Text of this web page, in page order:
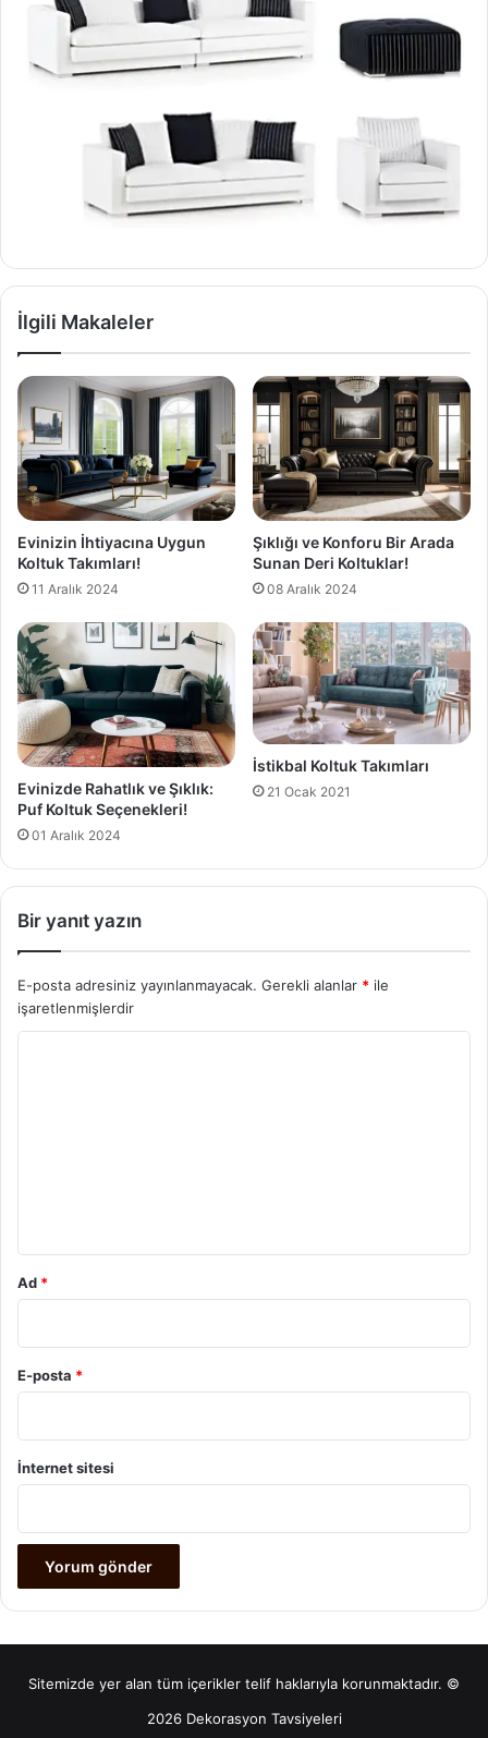
İlgili Makaleler
Evinizin İhtiyacına Uygun
Koltuk Takımları!
11 Aralık 2024
Şıklığı ve Konforu Bir Arada
Sunan Deri Koltuklar!
08 Aralık 2024
Evinizde Rahatlık ve Şıklık:
Puf Koltuk Seçenekleri!
01 Aralık 2024
İstikbal Koltuk Takımları
21 Ocak 2021
Bir yanıt yazın
E-posta adresiniz yayınlanmayacak. Gerekli alanlar * ile
işaretlenmişlerdir
Ad *
E-posta *
İnternet sitesi
Sitemizde yer alan tüm içerikler telif haklarıyla korunmaktadır. ©
2026 Dekorasyon Tavsiyeleri